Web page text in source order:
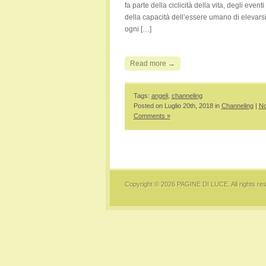
fa parte della ciclicità della vita, degli eventi
della capacità dell’essere umano di
ogni […]
Read more →
Tags: angeli, channeling
Posted on Luglio 20th, 2018 in Channeling|
Comments »
Copyright © 2026 PAGINE DI LUCE. All rights